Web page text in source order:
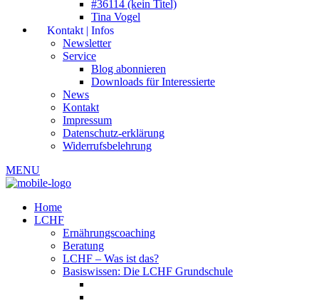
#36114 (kein Titel)
Tina Vogel
Kontakt | Infos
Newsletter
Service
Blog abonnieren
Downloads für Interessierte
News
Kontakt
Impressum
Datenschutz-erklärung
Widerrufsbelehrung
MENU
Home
LCHF
Ernährungscoaching
Beratung
LCHF – Was ist das?
Basiswissen: Die LCHF Grundschule